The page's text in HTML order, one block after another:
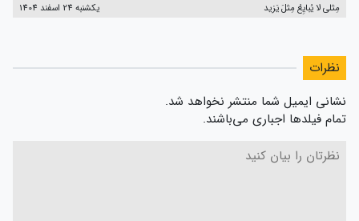
مِثلی لا یُبایِعُ مِثلَ یَزید
یکشنبه 24 اسفند 1404
نظرات
نشانی ایمیل شما منتشر نخواهد شد.
تمام فیلدها اجباری می‌باشند.